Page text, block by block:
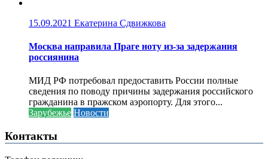
15.09.2021 Екатерина Сдвижкова
Москва направила Праге ноту из-за задержания
россиянина
МИД РФ потребовал предоставить России полные
сведения по поводу причины задержания российского
гражданина в пражском аэропорту. Для этого...
Зарубежье Новости
Контакты